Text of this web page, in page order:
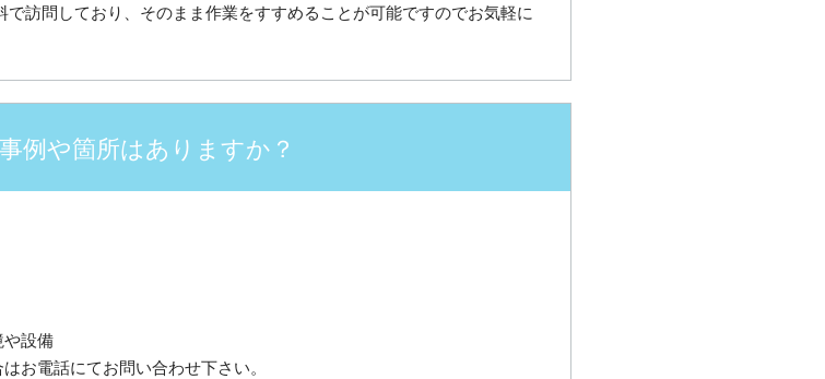
訪問しており、そのまま作業をすすめることが可能ですのでお気軽に
例や箇所はありますか？
設備
お電話にてお問い合わせ下さい。